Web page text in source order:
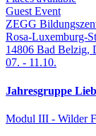
Guest Event
ZEGG
Rosa-Luxemburg-
14806 Bad Belzig,
07. - 11.10.
Jahresgruppe
Modul III - Wilder